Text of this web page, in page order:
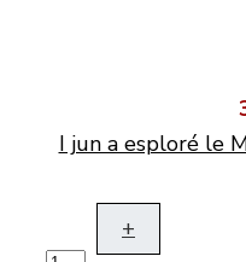
I jun a esploré le
+